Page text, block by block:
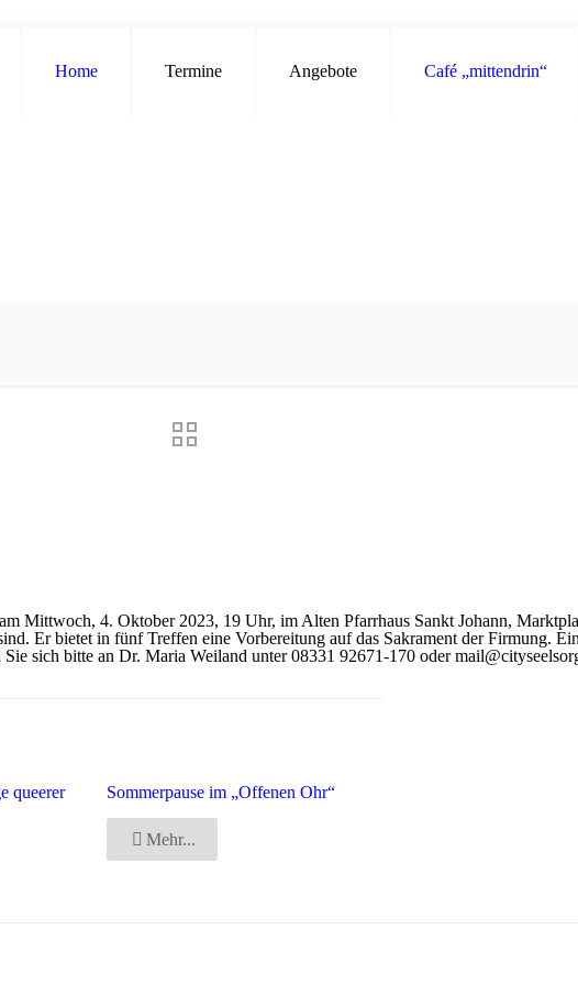
Home Termine Angebote Café „mittendrin“
Mittwoch, 4. Oktober 2023, 19 Uhr, im Alten Pfarrhaus Sankt Johann,
Er bietet in fünf Treffen eine Vorbereitung auf das Sakrament der Firmung.
sich bitte an Dr. Maria Weiland unter 08331 92671-170 oder
queerer
Sommerpause im „Offenen Ohr“
Mehr...